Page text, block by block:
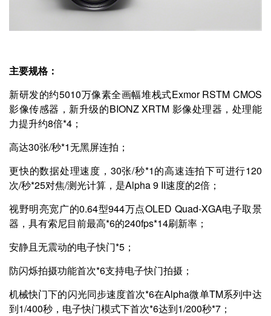
主要规格：
新研发的约5010万像素全画幅堆栈式Exmor RSTM CMOS
影像传感器，新升级的BIONZ XRTM 影像处理器，处理能
力提升约8倍*4；
高达30张/秒*1无黑屏连拍；
更快的数据处理速度，30张/秒*1的高速连拍下可进行120
次/秒*25对焦/测光计算，是Alpha 9 II速度的2倍；
视野明亮宽广的0.64型944万点OLED Quad-XGA电子取景
器，具有索尼目前最高*6的240fps*14刷新率；
安静且无震动的电子快门*5；
防闪烁拍摄功能首次*6支持电子快门拍摄；
机械快门下的闪光同步速度首次*6在Alpha微单TM系列中达
到1/400秒，电子快门模式下首次*6达到1/200秒*7；